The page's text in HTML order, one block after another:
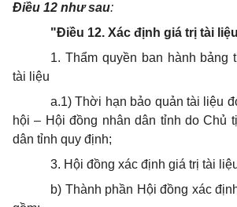
Điều 12 như sau:
"Điều 12. Xác định giá trị tài liệu
1. Thẩm quyền ban hành bảng
tài liệu
a.1) Thời hạn bảo quản tài liệu
hội – Hội đồng nhân dân tỉnh do Chủ
dân tỉnh quy định;
3. Hội đồng xác định giá trị tài
b) Thành phần Hội đồng xác